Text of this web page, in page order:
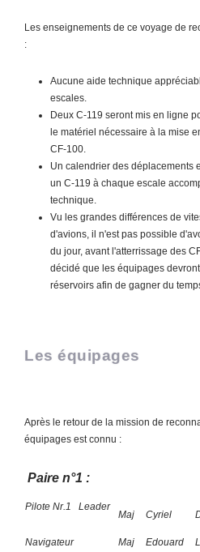
Les enseignements de ce voyage de
:
Aucune aide technique
escales.
Deux C-119 seront mis en ligne
le matériel nécessaire à la mise
CF-100.
Un calendrier des déplacements
un C-119 à chaque escale
technique.
Vu les grandes différences de
d'avions, il n'est pas possible
du jour, avant l'atterrissage des
décidé que les équipages
réservoirs afin de gagner du
Les équipages
Après le retour de la mission de
équipages est connu :
Paire n°1 :
Pilote Nr.1 Leader
Maj Cyriel
Navigateur Maj Edouard